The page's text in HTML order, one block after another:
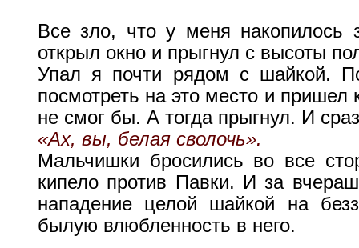
Все зло, что у меня накопилось
открыл окно и прыгнул с высоты
Упал я почти рядом с шайкой.
посмотреть на это место и пришел
не смог бы. А тогда прыгнул. И
«Ах, вы, белая сволочь».
Мальчишки бросились во все
кипело против Павки. И за
нападение целой шайкой на
былую влюбленность в него.